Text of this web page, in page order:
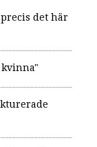
det här
kvinna"